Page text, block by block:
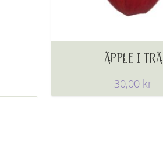
ÄPPLE I TRÄ
30,00 kr